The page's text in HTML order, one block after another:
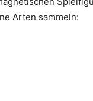
Arten sammeln: